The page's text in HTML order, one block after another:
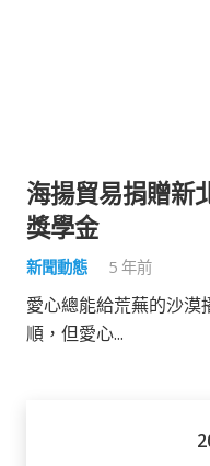
海揚貿易捐贈新
獎學金
新聞動態 5 年前
愛心總能給荒蕪的沙漠
順，但愛心...